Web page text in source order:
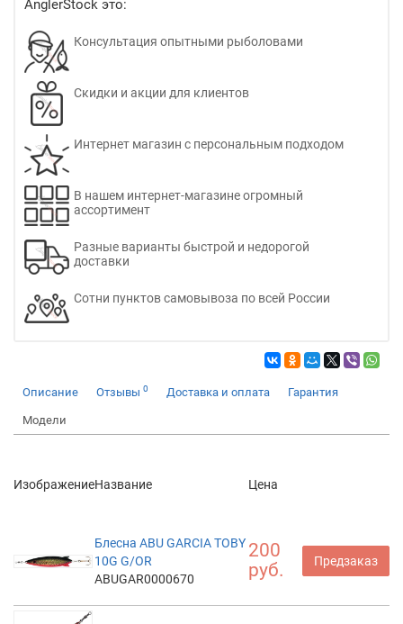
AnglerStock это:
Консультация опытными рыболовами
Скидки и акции для клиентов
Интернет магазин с персональным подходом
В нашем интернет-магазине огромный
ассортимент
Разные варианты быстрой и недорогой
доставки
Сотни пунктов самовывоза по всей России
Описание Отзывы 0 Доставка и оплата Гарантия
Модели
ИзображениеНазвание Цена
Блесна ABU GARCIA TOBY
10G G/OR
ABUGAR0000670
200
руб.
Предзаказ